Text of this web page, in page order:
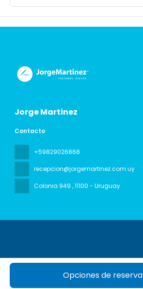
Opciones de reserva
Jorge Martinez
Contacto
+59829026868
recepcion@jorgemartinez.com.uy
Colonia 949 , 11100 - Uruguay
Política de privacidad